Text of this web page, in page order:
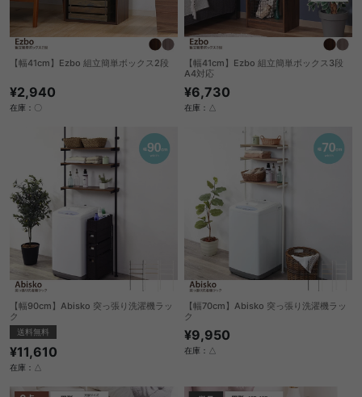
【幅41cm】Ezbo 組立簡単ボックス2段
¥2,940
在庫：〇
【幅41cm】Ezbo 組立簡単ボックス3段
A4対応
¥6,730
在庫：△
【幅90cm】Abisko 突っ張り洗濯機ラッ
ク
送料無料
¥11,610
在庫：△
【幅70cm】Abisko 突っ張り洗濯機ラッ
ク
¥9,950
在庫：△